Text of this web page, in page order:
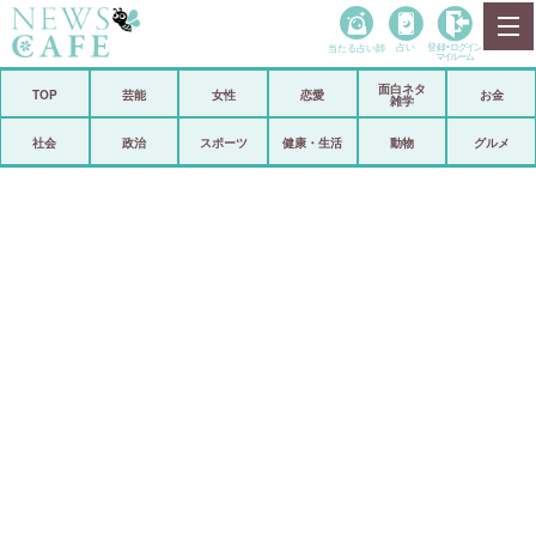
政治
当たる占い師 占い 登録• ログイン
マイルーム
TOP 芸能 女性 恋愛
面白ネタ
雑学
お金
社会 政治 スポーツ 健康・生活 動物 グルメ